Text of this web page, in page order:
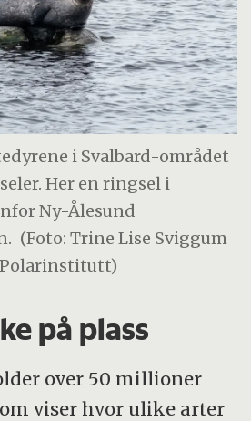
i Svalbard-området
Her en ringsel i
Ny-Ålesund
(Foto: Trine Lise Sviggum
på plass
over 50 millioner
viser hvor ulike arter